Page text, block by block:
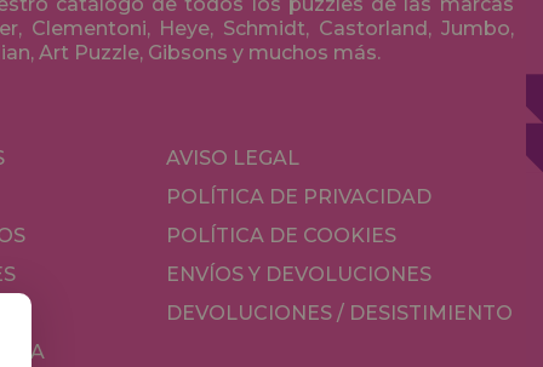
Clementoni, Heye, Schmidt, Castorland, Jumbo,
Art Puzzle, Gibsons y muchos más.
AVISO LEGAL
POLÍTICA DE PRIVACIDAD
POLÍTICA DE COOKIES
ENVÍOS Y DEVOLUCIONES
DEVOLUCIONES / DESISTIMIENTO